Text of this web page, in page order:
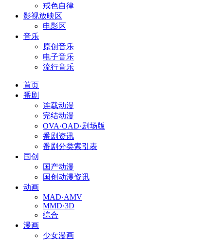
戒色自律
影视放映区
电影区
音乐
原创音乐
电子音乐
流行音乐
首页
番剧
连载动漫
完结动漫
OVA·OAD·剧场版
番剧资讯
番剧分类索引表
国创
国产动漫
国创动漫资讯
动画
MAD·AMV
MMD·3D
综合
漫画
少女漫画